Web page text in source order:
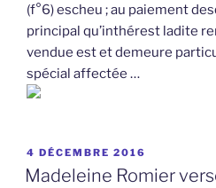
(f°6) escheu ; au paiement
principal qu’inthérest ladite
vendue est et demeure
spécial affectée …
PUBLIÉ
LE
4 DÉCEMBRE 2016
Madeleine Romier